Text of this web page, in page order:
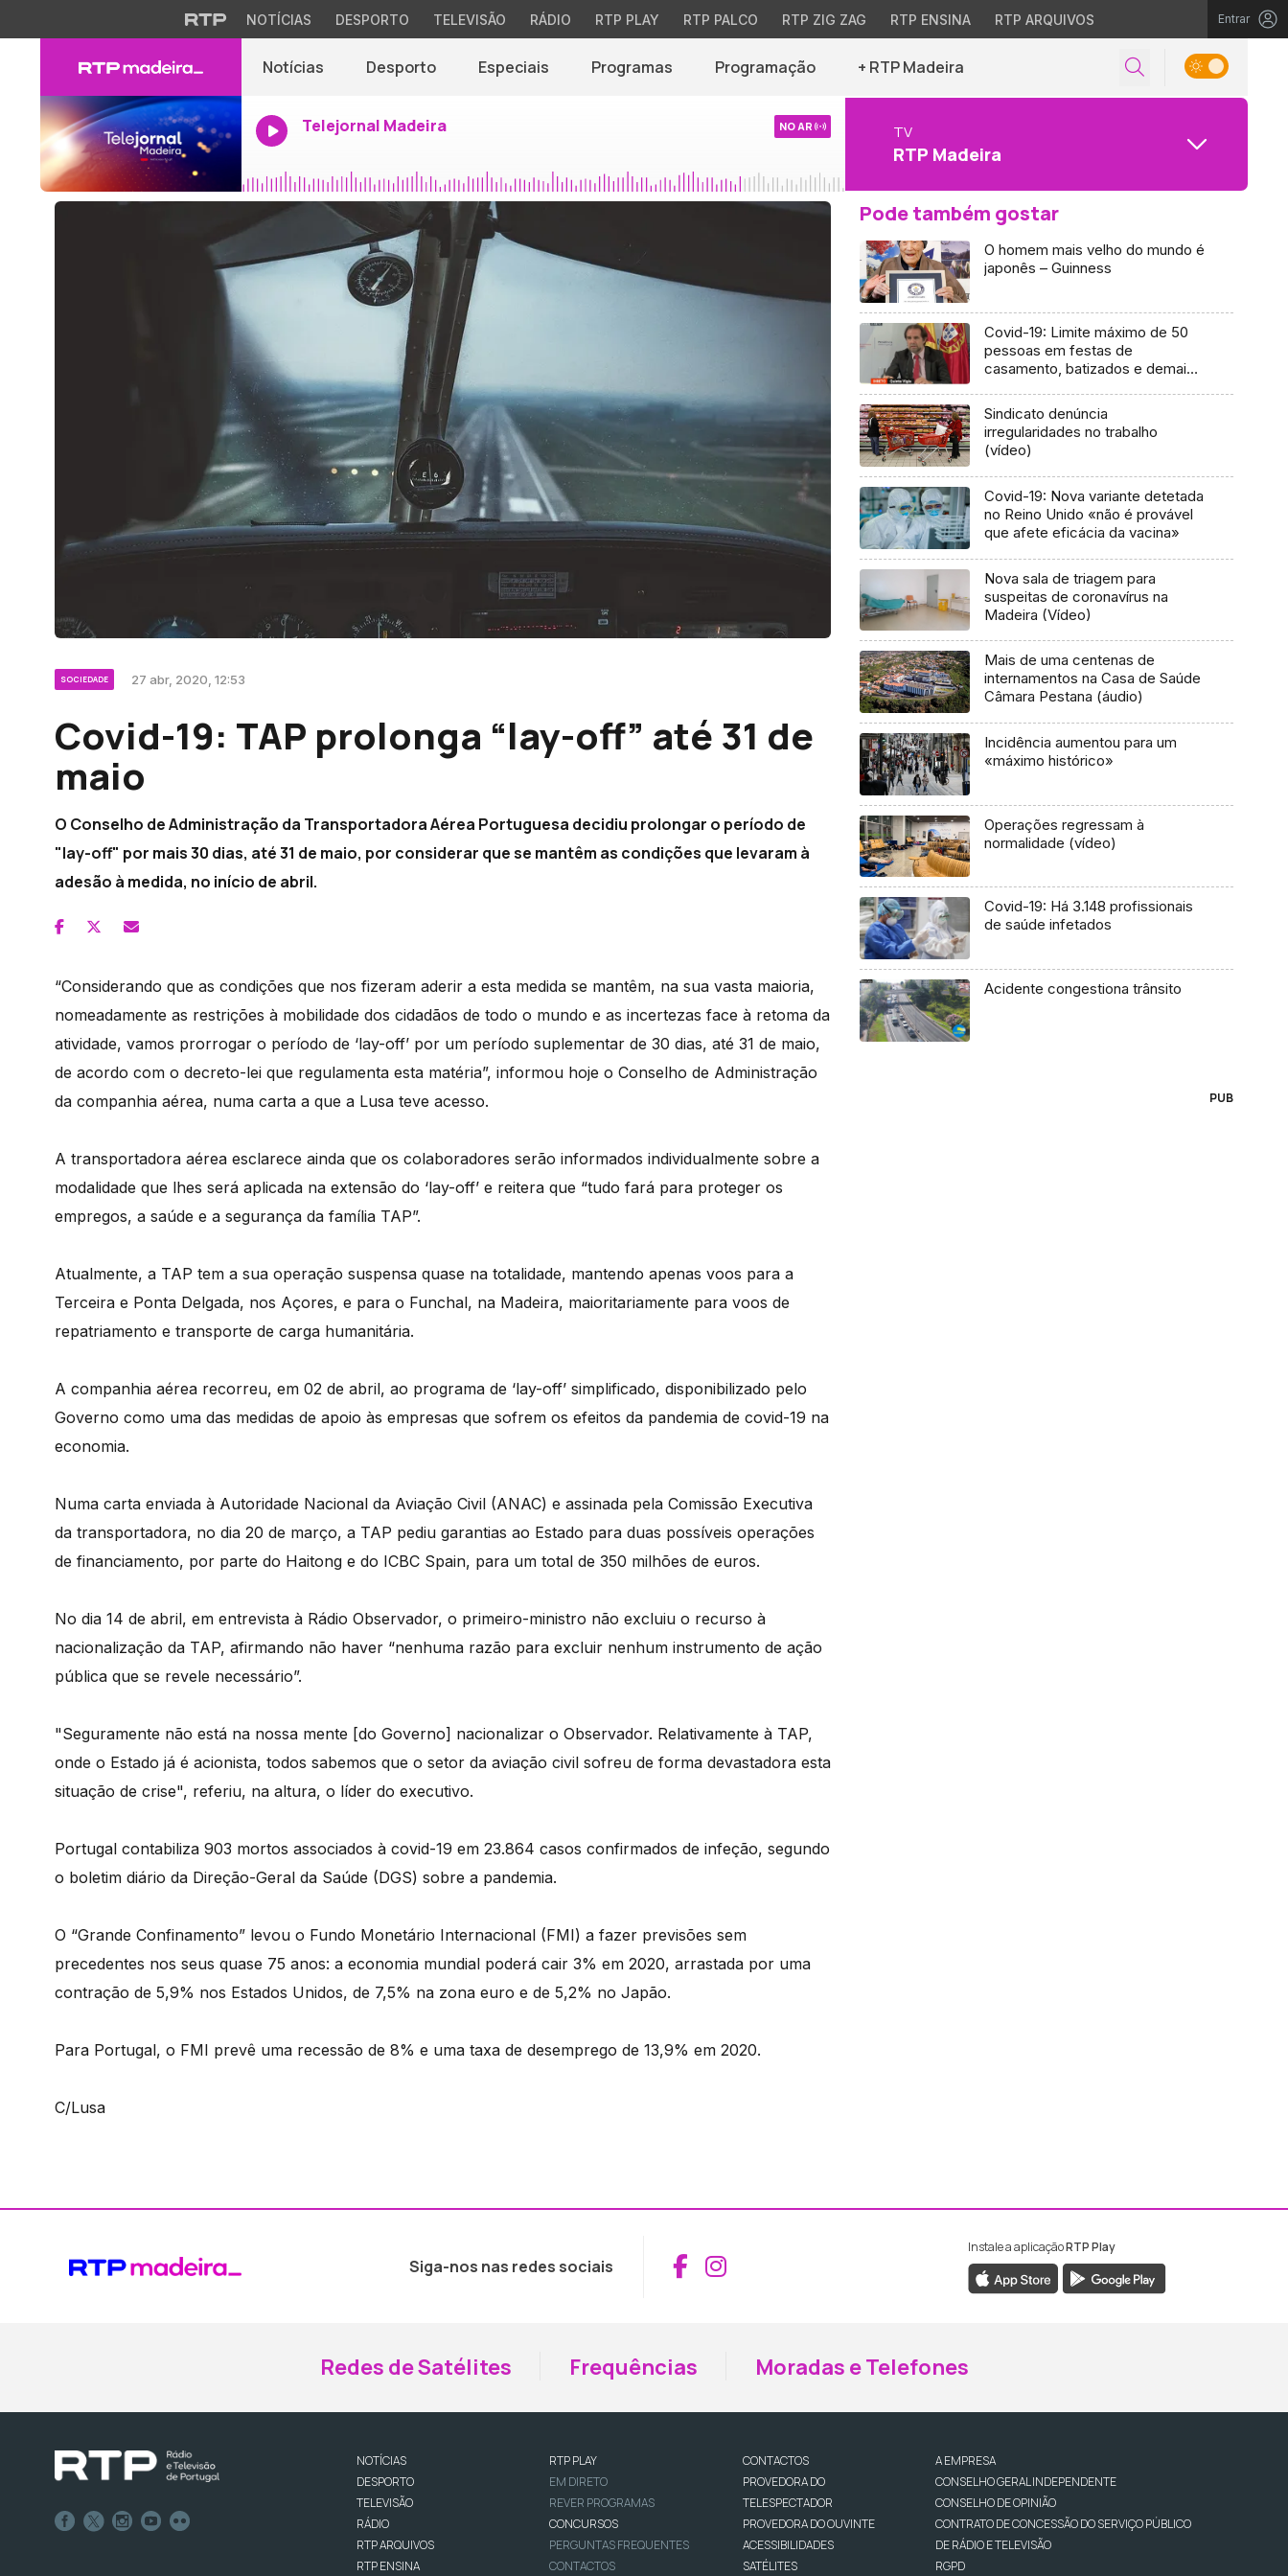
NOTÍCIAS DESPORTO TELEVISÃO RÁDIO RTP PLAY RTP PALCO RTP ZIG ZAG RTP ENSINA RTP ARQUIVOS Entrar
Notícias Desporto Especiais Programas Programação + RTP Madeira
Telejornal Madeira NO AR TV
RTP Madeira
SOCIEDADE 27 abr, 2020, 12:53
Covid-19: TAP prolonga “lay-off” até 31 de
maio
O Conselho de Administração da Transportadora Aérea Portuguesa decidiu prolongar o período de
"lay-off" por mais 30 dias, até 31 de maio, por considerar que se mantêm as condições que levaram à
adesão à medida, no início de abril.
“Considerando que as condições que nos fizeram aderir a esta medida se mantêm, na sua vasta maioria,
nomeadamente as restrições à mobilidade dos cidadãos de todo o mundo e as incertezas face à retoma da
atividade, vamos prorrogar o período de ‘lay-off’ por um período suplementar de 30 dias, até 31 de maio,
de acordo com o decreto-lei que regulamenta esta matéria”, informou hoje o Conselho de Administração
da companhia aérea, numa carta a que a Lusa teve acesso.
A transportadora aérea esclarece ainda que os colaboradores serão informados individualmente sobre a
modalidade que lhes será aplicada na extensão do ‘lay-off’ e reitera que “tudo fará para proteger os
empregos, a saúde e a segurança da família TAP”.
Atualmente, a TAP tem a sua operação suspensa quase na totalidade, mantendo apenas voos para a
Terceira e Ponta Delgada, nos Açores, e para o Funchal, na Madeira, maioritariamente para voos de
repatriamento e transporte de carga humanitária.
A companhia aérea recorreu, em 02 de abril, ao programa de ‘lay-off’ simplificado, disponibilizado pelo
Governo como uma das medidas de apoio às empresas que sofrem os efeitos da pandemia de covid-19 na
economia.
Numa carta enviada à Autoridade Nacional da Aviação Civil (ANAC) e assinada pela Comissão Executiva
da transportadora, no dia 20 de março, a TAP pediu garantias ao Estado para duas possíveis operações
de financiamento, por parte do Haitong e do ICBC Spain, para um total de 350 milhões de euros.
No dia 14 de abril, em entrevista à Rádio Observador, o primeiro-ministro não excluiu o recurso à
nacionalização da TAP, afirmando não haver “nenhuma razão para excluir nenhum instrumento de ação
pública que se revele necessário”.
"Seguramente não está na nossa mente [do Governo] nacionalizar o Observador. Relativamente à TAP,
onde o Estado já é acionista, todos sabemos que o setor da aviação civil sofreu de forma devastadora esta
situação de crise", referiu, na altura, o líder do executivo.
Portugal contabiliza 903 mortos associados à covid-19 em 23.864 casos confirmados de infeção, segundo
o boletim diário da Direção-Geral da Saúde (DGS) sobre a pandemia.
O “Grande Confinamento” levou o Fundo Monetário Internacional (FMI) a fazer previsões sem
precedentes nos seus quase 75 anos: a economia mundial poderá cair 3% em 2020, arrastada por uma
contração de 5,9% nos Estados Unidos, de 7,5% na zona euro e de 5,2% no Japão.
Para Portugal, o FMI prevê uma recessão de 8% e uma taxa de desemprego de 13,9% em 2020.
C/Lusa
Pode também gostar
O homem mais velho do mundo é
japonês – Guinness
Covid-19: Limite máximo de 50
pessoas em festas de
casamento, batizados e demais
Sindicato denúncia
irregularidades no trabalho
(vídeo)
Covid-19: Nova variante detetada
no Reino Unido «não é provável
que afete eficácia da vacina»
Nova sala de triagem para
suspeitas de coronavírus na
Madeira (Vídeo)
Mais de uma centenas de
internamentos na Casa de Saúde
Câmara Pestana (áudio)
Incidência aumentou para um
«máximo histórico»
Operações regressam à
normalidade (vídeo)
Covid-19: Há 3.148 profissionais
de saúde infetados
Acidente congestiona trânsito
PUB
Siga-nos nas redes sociais Aceder ao Facebook da RTP Madeira
Aceder ao Instagram da RTP Madeira
Instale a aplicaçãoRTP Play
Redes de Satélites Frequências Moradas e Telefones
NOTÍCIAS
DESPORTO
TELEVISÃO
RÁDIO
RTP ARQUIVOS
RTP ENSINA
RTP PLAY
EM DIRETO
REVER PROGRAMAS
CONCURSOS
PERGUNTAS FREQUENTES
CONTACTOS
CONTACTOS
PROVEDORA DO
TELESPECTADOR
PROVEDORA DO OUVINTE
ACESSIBILIDADES
SATÉLITES
A EMPRESA
CONSELHO GERAL INDEPENDENTE
CONSELHO DE OPINIÃO
CONTRATO DE CONCESSÃO DO SERVIÇO PÚBLICO
DE RÁDIO E TELEVISÃO
RGPD